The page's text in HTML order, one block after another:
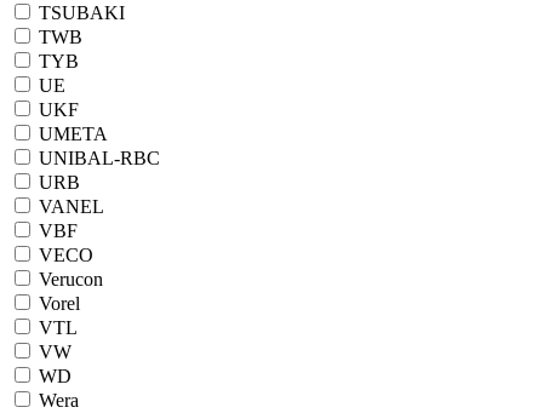
TSUBAKI
TWB
TYB
UE
UKF
UMETA
UNIBAL-RBC
URB
VANEL
VBF
VECO
Verucon
Vorel
VTL
VW
WD
Wera